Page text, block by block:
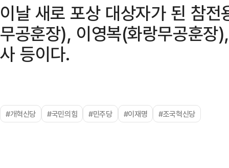
이날 새로 포상 대상자가 된 참
무공훈장), 이영복(화랑무공훈
사 등이다.
#개혁신당 #국민의힘 #민주당 #이재명 #조국혁신당